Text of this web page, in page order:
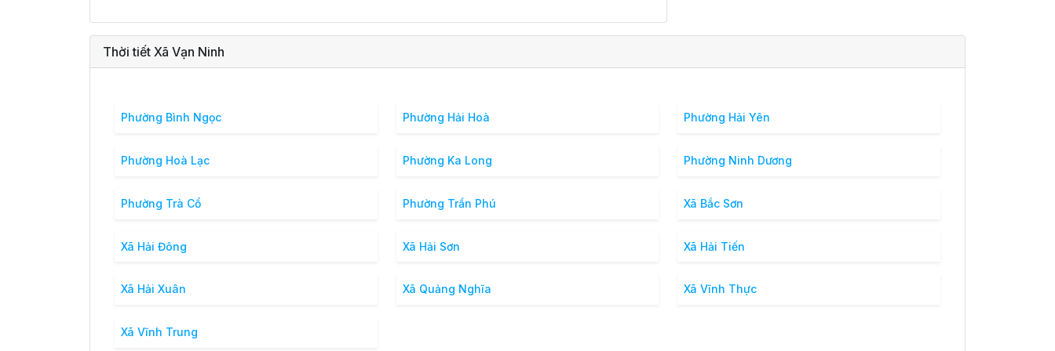
Thời tiết Xã Vạn Ninh
Phường Bình Ngọc Phường Hải Hoà Phường Hải Yên
Phường Hoà Lạc Phường Ka Long Phường Ninh Dương
Phường Trà Cổ Phường Trần Phú Xã Bắc Sơn
Xã Hải Đông Xã Hải Sơn Xã Hải Tiến
Xã Hải Xuân Xã Quảng Nghĩa Xã Vĩnh Thực
Xã Vĩnh Trung